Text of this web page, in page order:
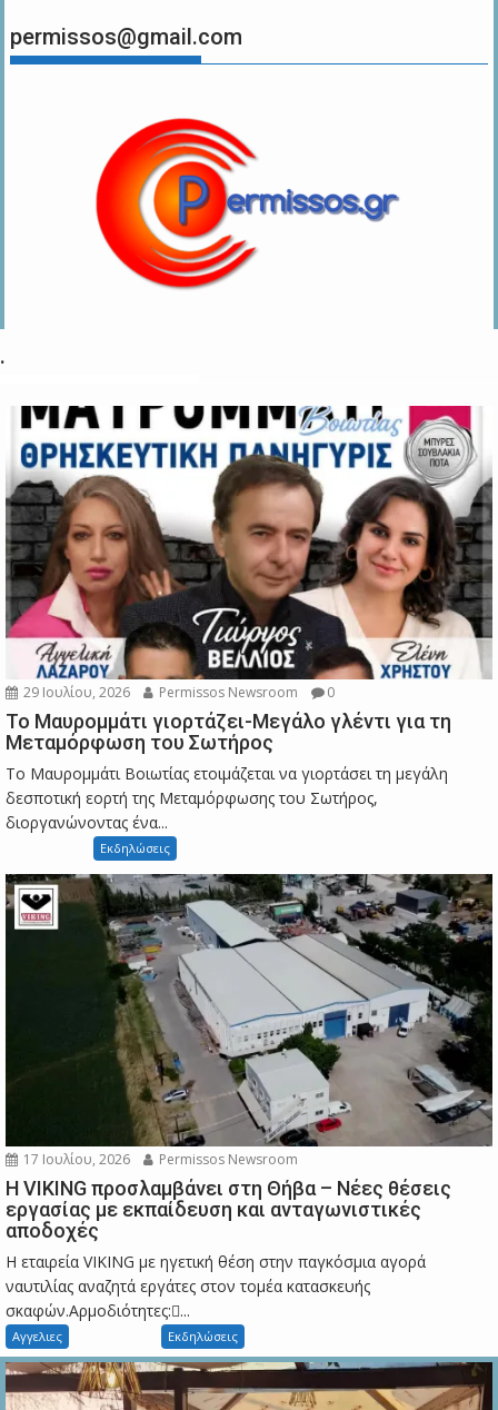
permissos@gmail.com
.
29 Ιουλίου, 2026 Permissos Newsroom 0
Το Μαυρομμάτι γιορτάζει-Μεγάλο γλέντι για τη
Μεταμόρφωση του Σωτήρος
Το Μαυρομμάτι Βοιωτίας ετοιμάζεται να γιορτάσει τη μεγάλη
δεσποτική εορτή της Μεταμόρφωσης του Σωτήρος,
διοργανώνοντας ένα...
Εκδηλώσεις
17 Ιουλίου, 2026 Permissos Newsroom
Η VIKING προσλαμβάνει στη Θήβα – Νέες θέσεις
εργασίας με εκπαίδευση και ανταγωνιστικές
αποδοχές
Η εταιρεία VIKING με ηγετική θέση στην παγκόσμια αγορά
ναυτιλίας αναζητά εργάτες στον τομέα κατασκευής
σκαφών.Αρμοδιότητες:...
Αγγελιες Εκδηλώσεις